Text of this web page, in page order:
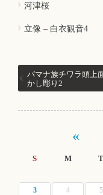
河津桜
立像 – 白衣観音4
バマナ族チワラ頭上
かし彫り2
S M T
3
4 5
«